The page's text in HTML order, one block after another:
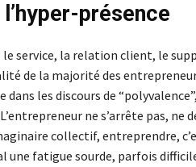
présence
service, la relation client, le
de la majorité des
dans les discours de
ne s’arrête pas, ne
collectif, entreprendre,
une fatigue sourde, parfois